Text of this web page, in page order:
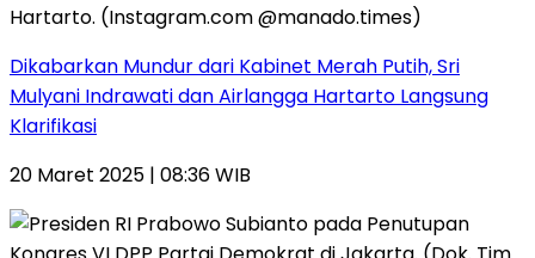
Dikabarkan Mundur dari Kabinet Merah Putih, Sri
Mulyani Indrawati dan Airlangga Hartarto Langsung
Klarifikasi
20 Maret 2025 | 08:36 WIB